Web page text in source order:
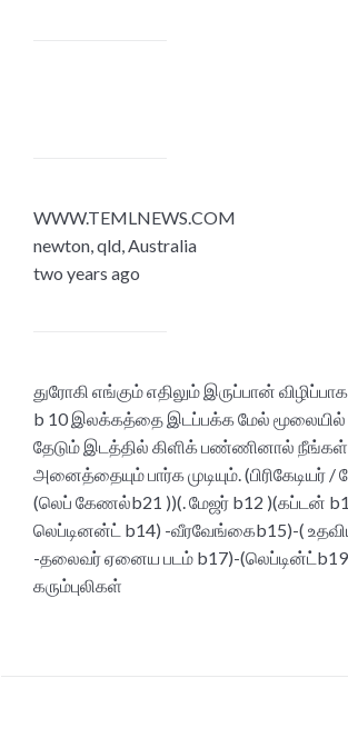
WWW.TEMLNEWS.COM
newton, qld, Australia
two years ago
துரோகி எங்கும் எதிலும் இருப்பான்
b 10 இலக்கத்தை இடப்பக்க மேல் மூலையில்
தேடும் இடத்தில் கிளிக் பண்ணினால் நீங்கள்
அனைத்தையும் பார்க முடியும்.
(லெப் கேணல்b21 ))(. மேஜர் b12 )(கப்டன்
லெப்டினன்ட் b14) -வீரவேங்கைb15)-(
-தலைவர் ஏனைய படம் b17)-
கரும்புலிகள்